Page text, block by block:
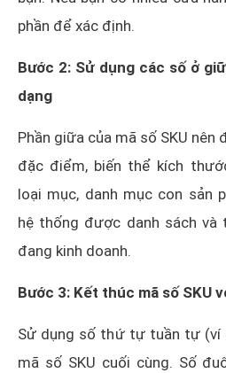
phần để xác định.
Bước 2: Sử dụng các số ở
dạng
Phần giữa của mã số SKU
đặc điểm, biến thể kích
loại mục, danh mục con sản
hệ thống được danh sách và
đang kinh doanh.
Bước 3: Kết thúc mã số SKU
Sử dụng số thứ tự tuần tự (ví
mã số SKU cuối cùng. Số